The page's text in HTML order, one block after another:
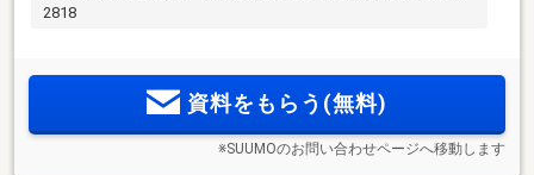
2818
資料をもらう(無料)
※SUUMOのお問い合わせページへ移動します